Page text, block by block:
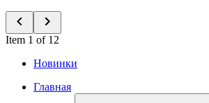
Item 1 of 12
Новинки
Главная